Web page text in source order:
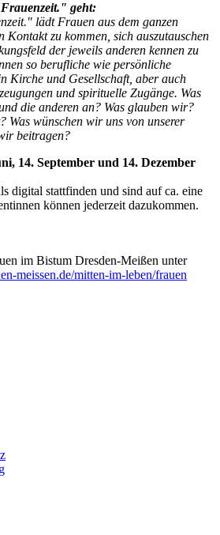
geht:
lädt Frauen aus dem ganzen
Kontakt zu kommen, sich auszutauschen
der jeweils anderen kennen zu
so berufliche wie persönliche
Kirche und Gesellschaft, aber auch
und spirituelle Zugänge. Was
die anderen an? Was glauben wir?
Was wünschen wir uns von unserer
beitragen?
14. September und 14. Dezember
digital stattfinden und sind auf ca. eine
können jederzeit dazukommen.
im Bistum Dresden-Meißen unter
meissen.de/mitten-im-leben/frauen